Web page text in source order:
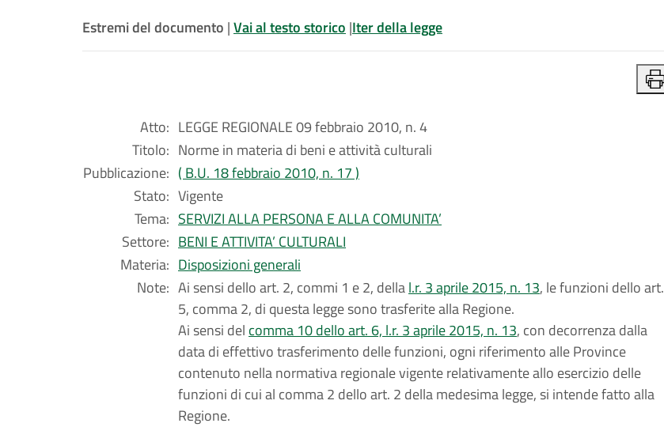
Estremi del documento |Vai al testo storico |Iter della legge
Atto: LEGGE REGIONALE 09 febbraio 2010, n. 4
Titolo: Norme in materia di beni e attività culturali
Pubblicazione: ( B.U. 18 febbraio 2010, n. 17 )
Stato: Vigente
Tema: SERVIZI ALLA PERSONA E ALLA COMUNITA’
Settore: BENI E ATTIVITA’ CULTURALI
Materia: Disposizioni generali
Note: Ai sensi dello art. 2, commi 1 e 2, dellal.r. 3 aprile 2015, n. 13, le funzioni dello art.
5, comma 2, di questa legge sono trasferite alla Regione.
Ai sensi del comma 10 dello art. 6, l.r. 3 aprile 2015, n. 13, con decorrenza dalla
data di effettivo trasferimento delle funzioni, ogni riferimento alle Province
contenuto nella normativa regionale vigente relativamente allo esercizio delle
funzioni di cui al comma 2 dello art. 2 della medesima legge, si intende fatto alla
Regione.